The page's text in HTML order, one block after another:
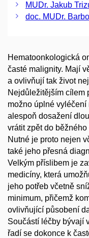
MUDr. Jakub
doc. MUDr.
Hematoonkologická
časté malignity. Mají
a ovlivňují tak život
Nejdůležitějším cílem
možno úplné
alespoň dosažení
vrátit zpět do běžného
Nutné je proto nejen
také jeho přesná
Velkým příslibem je
medicíny, která
jeho potřeb včetně
minimum, přičemž
ovlivňující působení
Součástí léčby bývají
řadí se dokonce k